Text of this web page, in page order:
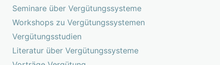
Seminare über Vergütungssysteme
Workshops zu Vergütungssystemen
Vergütungsstudien
Literatur über Vergütungssysteme